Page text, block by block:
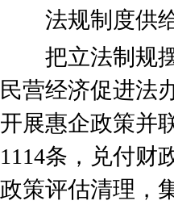
法规制度供给
把立法制规摆
民营经济促进法
开展惠企政策并
1114条，兑付财
政策评估清理，